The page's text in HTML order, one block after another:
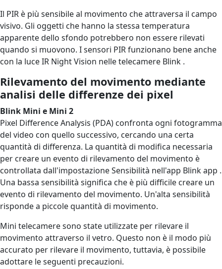
Il PIR è più sensibile al movimento che attraversa il campo
visivo. Gli oggetti che hanno la stessa temperatura
apparente dello sfondo potrebbero non essere rilevati
quando si muovono. I sensori PIR funzionano bene anche
con la luce IR Night Vision nelle telecamere Blink .
Rilevamento del movimento mediante
analisi delle differenze dei pixel
Blink Mini e Mini 2
Pixel Difference Analysis (PDA) confronta ogni fotogramma
del video con quello successivo, cercando una certa
quantità di differenza. La quantità di modifica necessaria
per creare un evento di rilevamento del movimento è
controllata dall'impostazione Sensibilità nell'app Blink app .
Una bassa sensibilità significa che è più difficile creare un
evento di rilevamento del movimento. Un'alta sensibilità
risponde a piccole quantità di movimento.
Mini telecamere sono state utilizzate per rilevare il
movimento attraverso il vetro. Questo non è il modo più
accurato per rilevare il movimento, tuttavia, è possibile
adottare le seguenti precauzioni.